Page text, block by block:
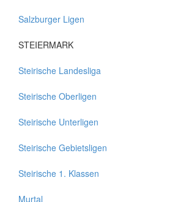
Salzburger Ligen
STEIERMARK
Steirische Landesliga
Steirische Oberligen
Steirische Unterligen
Steirische Gebietsligen
Steirische 1. Klassen
Murtal